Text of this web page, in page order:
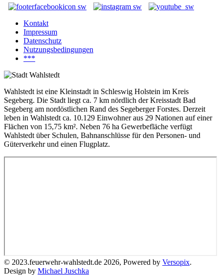
Kontakt
Impressum
Datenschutz
Nutzungsbedingungen
***
Wahlstedt ist eine Kleinstadt in Schleswig Holstein im Kreis
Segeberg. Die Stadt liegt ca. 7 km nördlich der Kreisstadt Bad
Segeberg am nordöstlichen Rand des Segeberger Forstes. Derzeit
leben in Wahlstedt ca. 10.129 Einwohner aus 29 Nationen auf einer
Flächen von 15,75 km². Neben 76 ha Gewerbefläche verfügt
Wahlstedt über Schulen, Bahnanschlüsse für den Personen- und
Güterverkehr und einen Flugplatz.
© 2023.feuerwehr-wahlstedt.de 2026, Powered by Versopix.
Design by Michael Juschka